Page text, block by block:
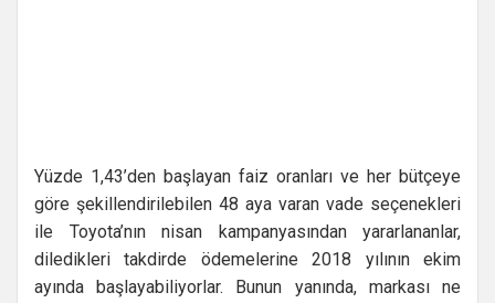
Yüzde 1,43’den başlayan faiz oranları ve her bütçeye
göre şekillendirilebilen 48 aya varan vade seçenekleri
ile Toyota’nın nisan kampanyasından yararlananlar,
diledikleri takdirde ödemelerine 2018 yılının ekim
ayında başlayabiliyorlar. Bunun yanında, markası ne